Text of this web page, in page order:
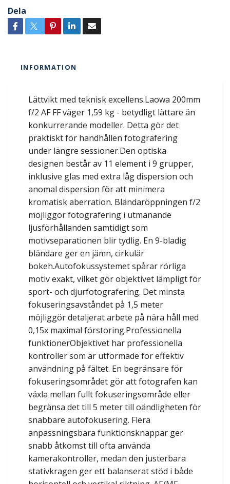
Dela
INFORMATION
Lättvikt med teknisk excellens.Laowa 200mm
f/2 AF FF väger 1,59 kg - betydligt lättare än
konkurrerande modeller. Detta gör det
praktiskt för handhållen fotografering
under längre sessioner.Den optiska
designen består av 11 element i 9 grupper,
inklusive glas med extra låg dispersion och
anomal dispersion för att minimera
kromatisk aberration. Bländaröppningen f/2
möjliggör fotografering i utmanande
ljusförhållanden samtidigt som
motivseparationen blir tydlig. En 9-bladig
bländare ger en jämn, cirkulär
bokeh.Autofokussystemet spårar rörliga
motiv exakt, vilket gör objektivet lämpligt för
sport- och djurfotografering. Det minsta
fokuseringsavståndet på 1,5 meter
möjliggör detaljerat arbete på nära håll med
0,15x maximal förstoring.Professionella
funktionerObjektivet har professionella
kontroller som är utformade för effektiv
användning på fältet. En begränsare för
fokuseringsområdet gör att fotografen kan
växla mellan fullt fokuseringsområde eller
begränsa det till 5 meter till oändligheten för
snabbare autofokusering. Flera
anpassningsbara funktionsknappar ger
snabb åtkomst till ofta använda
kamerakontroller, medan den justerbara
stativkragen ger ett balanserat stöd i både